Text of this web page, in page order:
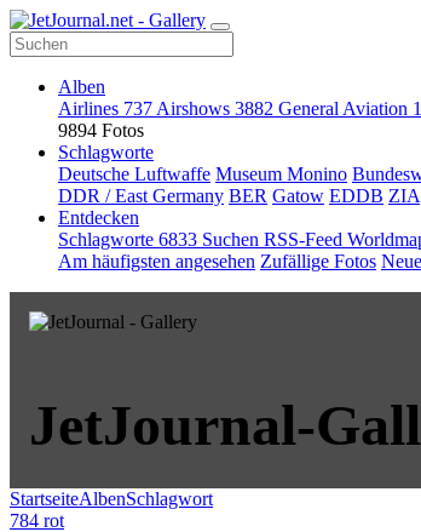
Alben
Airlines 737 Airshows 3882 General Aviation
9894 Fotos
Schlagworte
Deutsche Luftwaffe Museum Monino
DDR / East Germany BER Gatow EDDB ZIA
Entdecken
Schlagworte 6833 Suchen RSS-Feed
Am häufigsten angesehen Zufällige Fotos
JetJournal-
StartseiteAlbenSchlagwort
784 rot